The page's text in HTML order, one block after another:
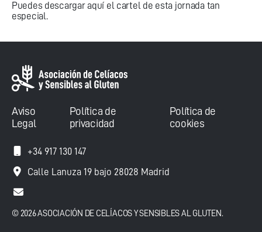
Puedes descargar aquí el cartel de esta jornada tan
especial.
Aviso
Legal
Política de
privacidad
Política de
cookies
+34 917 130 147
Calle Lanuza 19 bajo 28028 Madrid
© 2026 ASOCIACIÓN DE CELÍACOS Y SENSIBLES AL GLUTEN.